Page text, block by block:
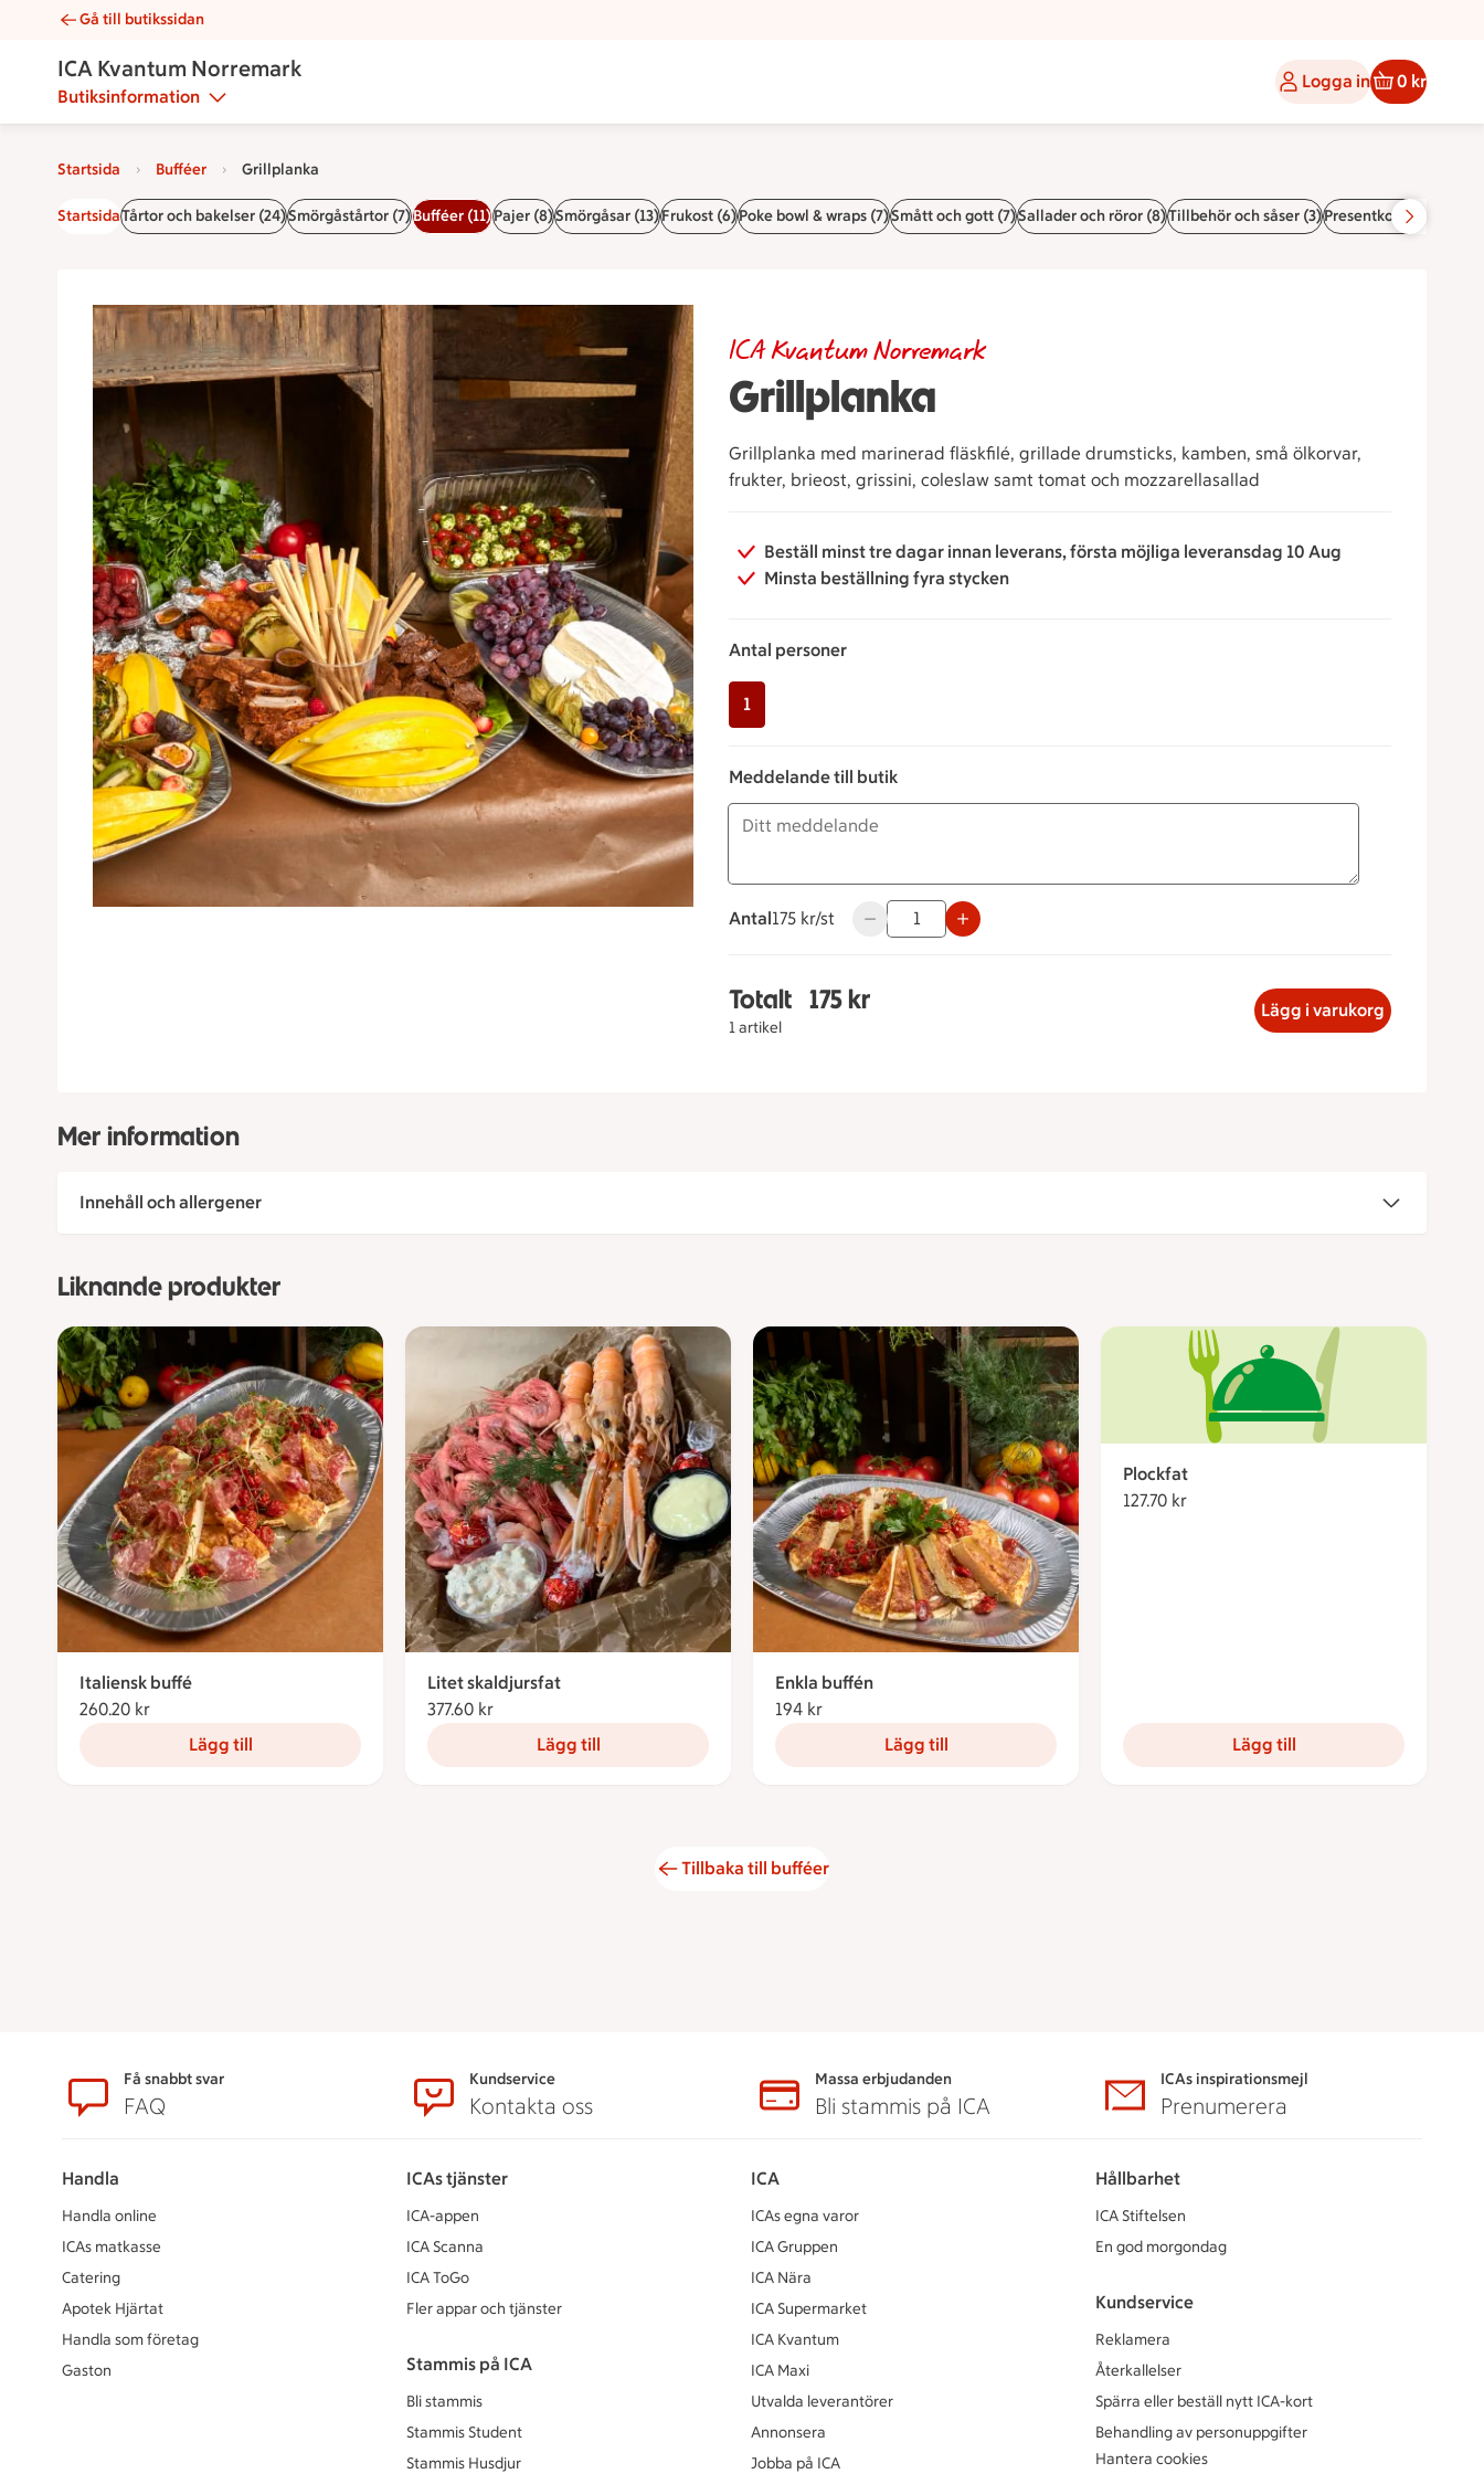
Grillplanka | Catering ICA Kvantum Norremark
Gå till butikssidan
ICA Kvantum Norremark
Butiksinformation
Logga in 0 kr
Startsida Bufféer Grillplanka
StartsidaTårtor och bakelser (24)Smörgåstårtor (7)Bufféer (11)Pajer (8)Smörgåsar (13)Frukost (6)Poke bowl & wraps (7)Smått och gott (7)Sallader och röror (8)Tillbehör och såser (3)Presentkorg (1)
Grillplanka
ICA Kvantum Norremark
Grillplanka med marinerad fläskfilé, grillade drumsticks, kamben, små ölkorvar,
frukter, brieost, grissini, coleslaw samt tomat och mozzarellasallad
Beställ minst tre dagar innan leverans, första möjliga leveransdag 10 Aug
Minsta beställning fyra stycken
Antal personer
1
Meddelande till butik
Antal
175 kronor styck
175 kr/st Använd knapparna för att minska eller öka värdet, eller ange ett värde
Totalt
1 artikel
Totalt 1 stycken Grillplanka Antal personer 1, 175 kronor
175 kr Lägg i varukorg
Mer information
Innehåll och allergener
Liknande produkter
Italiensk buffé
260.20 kr
Lägg till
Litet skaldjursfat
377.60 kr
Lägg till
Enkla buffén
194 kr
Lägg till
Plockfat
127.70 kr
Lägg till
Tillbaka till bufféer
SidfotFå snabbt svar
FAQ
Kundservice
Kontakta oss
Massa erbjudanden
Bli stammis på ICA
ICAs inspirationsmejl
Prenumerera
Handla
Handla online
ICAs matkasse
Catering
Apotek Hjärtat
Handla som företag
Gaston
ICAs tjänster
ICA-appen
ICA Scanna
ICA ToGo
Fler appar och tjänster
Stammis på ICA
Bli stammis
Stammis Student
Stammis Husdjur
ICA
ICAs egna varor
ICA Gruppen
ICA Nära
ICA Supermarket
ICA Kvantum
ICA Maxi
Utvalda leverantörer
Annonsera
Jobba på ICA
Hållbarhet
ICA Stiftelsen
En god morgondag
Kundservice
Reklamera
Återkallelser
Spärra eller beställ nytt ICA-kort
Behandling av personuppgifter
Hantera cookies